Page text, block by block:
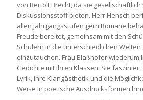
von Bertolt Brecht, da sie
Diskussionsstoff bieten. Herr Hensch
allen Jahrgangsstufen gern Romane
Freude bereitet, gemeinsam mit den
Schülern in die unterschiedlichen
einzutauchen. Frau Blaßhofer wiederum
Gedichte mit ihren Klassen. Sie
Lyrik, ihre Klangästhetik und die
Weise in poetische Ausdrucksformen